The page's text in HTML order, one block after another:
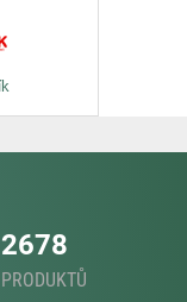
2678
PRODUKTŮ